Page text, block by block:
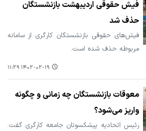
فیش حقوقی اردیبهشت بازنشستگان
حذف شد
فیش‌های حقوقی بازنشستگان کارگری از سامانه
مربوطه حذف شده است.
۱۴۰۲-۰۲-۱۹ ۱۱:۲۹
معوقات بازنشستگان چه زمانی و چگونه
واریز می‌شود؟
رئیس اتحادیه پیشکسوتان جامعه کارگری گفت: